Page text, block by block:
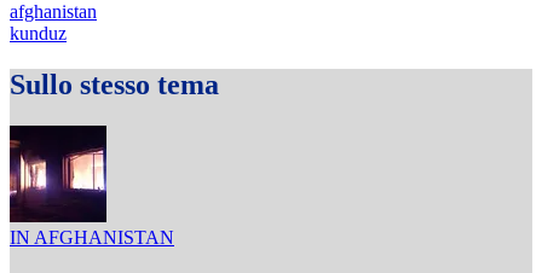
afghanistan
kunduz
Sullo stesso tema
IN AFGHANISTAN